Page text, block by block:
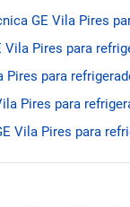
GE Vila Pires
Vila Pires para
Pires para
Pires para
Vila Pires para